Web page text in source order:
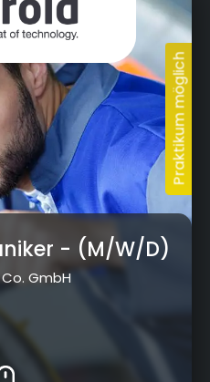
- (M/W/D)
GmbH